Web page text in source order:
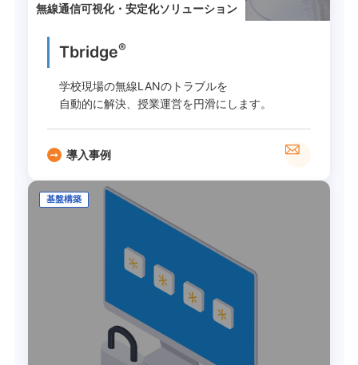
無線通信可視化・安定化ソリューション
Tbridge®
学校現場の無線LANのトラブルを
自動的に解決、授業運営を円滑にします。
導入事例
基盤構築